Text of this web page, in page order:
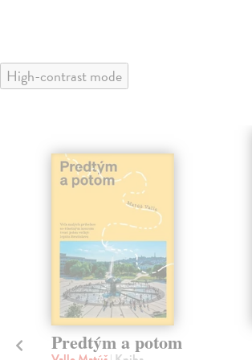
High-contrast mode
Predtým a potom